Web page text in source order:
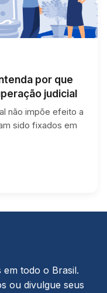
por que
judicial
não impõe efeito a
sido fixados em
em todo o Brasil.
ou divulgue seus